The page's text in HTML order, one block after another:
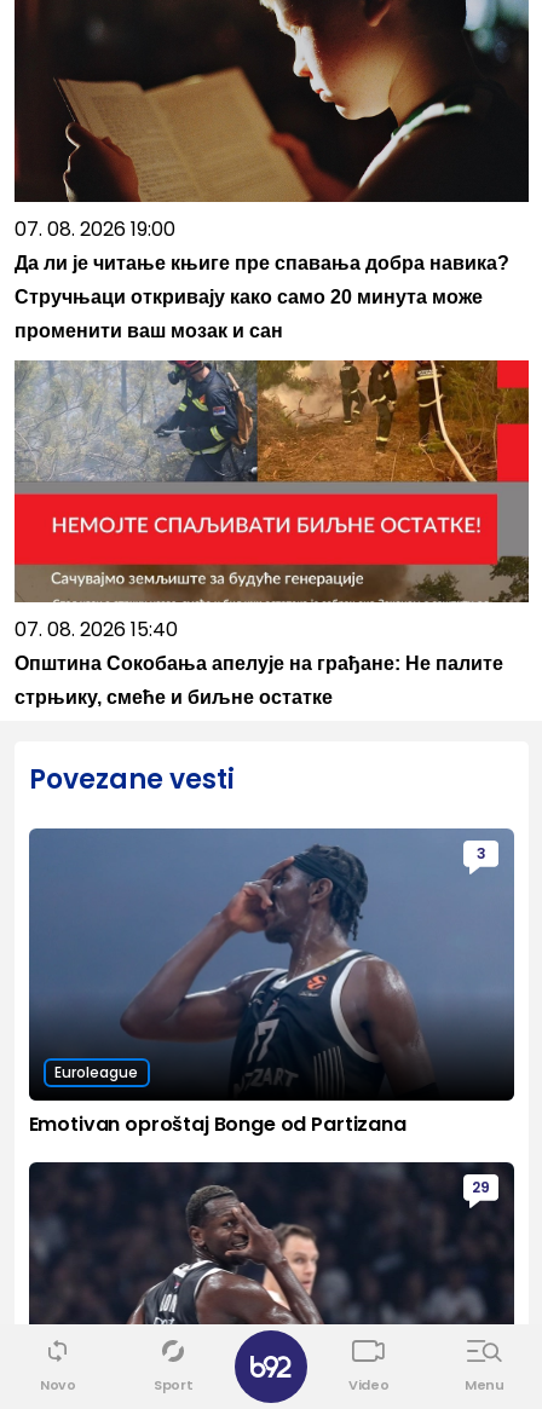
07. 08. 2026 19:00
Да ли је читање књиге пре спавања добра навика?
Стручњаци откривају како само 20 минута може
променити ваш мозак и сан
07. 08. 2026 15:40
Општина Сокобања апелује на грађане: Не палите
стрњику, смеће и биљне остатке
Povezane vesti
3
Euroleague
Emotivan oproštaj Bonge od Partizana
29
Novo Sport Video Menu
✕